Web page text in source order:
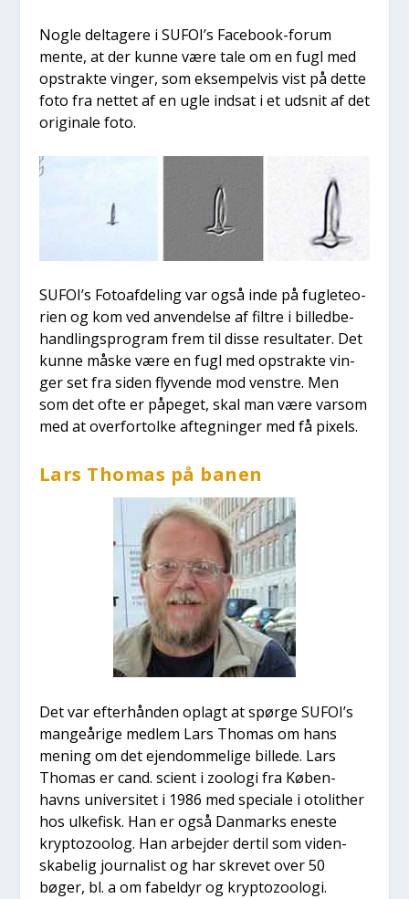
Nog­le del­ta­ge­re i SUFOI’s Face­book-forum
men­te, at der kun­ne være tale om en fugl med
opstrak­te vin­ger, som eksem­pel­vis vist på det­te
foto fra net­tet af en ugle ind­sat i et udsnit af det
ori­gi­na­le foto.
SUFOI’s Foto­af­de­ling var også inde på fug­le­te­o­
ri­en og kom ved anven­del­se af fil­tre i bil­led­be­
hand­lings­pro­gram frem til dis­se resul­ta­ter. Det
kun­ne måske være en fugl med opstrak­te vin­
ger set fra siden fly­ven­de mod ven­stre. Men
som det ofte er påpe­get, skal man være var­som
med at over­for­tol­ke afteg­nin­ger med få pixels.
Lars Tho­mas på banen
Det var efter­hån­den oplagt at spør­ge SUFOI’s
man­ge­åri­ge med­lem Lars Tho­mas om hans
mening om det ejen­dom­me­li­ge bil­le­de. Lars
Tho­mas er cand. sci­ent i zoo­lo­gi fra Køben­
havns uni­ver­si­tet i 1986 med spe­ci­a­le i oto­lit­her
hos ulke­fisk. Han er også Dan­marks ene­ste
kryp­tozoo­log. Han arbej­der der­til som viden­
ska­be­lig jour­na­list og har skre­vet over 50
bøger, bl. a om fabel­dyr og kryp­tozoo­lo­gi.